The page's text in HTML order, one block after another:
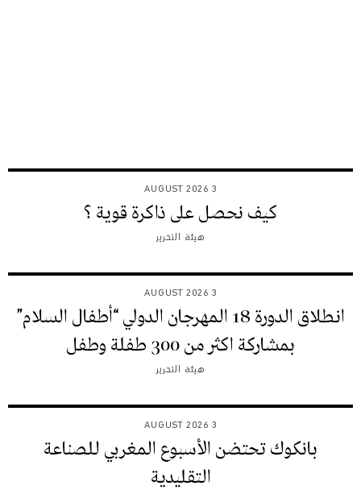
3 AUGUST 2026
كيف نحصل على ذاكرة قوية ؟
هيئة التحرير
3 AUGUST 2026
انطلاق الدورة 18 المهرجان الدولي “أطفال السلام”
بمشاركة اكثر من 300 طفلة وطفل
هيئة التحرير
3 AUGUST 2026
بانكوك تحتضن الأسبوع المغربي للصناعة
التقليدية